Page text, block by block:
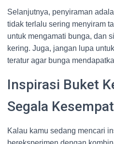
Selanjutnya, penyiraman
tidak terlalu sering menyiram
untuk mengamati bunga, dan
kering. Juga, jangan lupa
teratur agar bunga
Inspirasi Buket
Segala
Kalau kamu sedang mencari